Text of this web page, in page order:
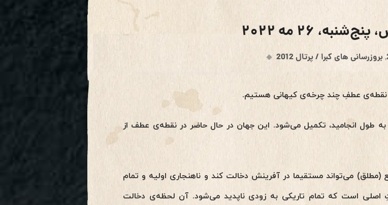
۲۶ مه ۲۰۲۲
, بروزرسانی های کبرا / پرتال 2012
در نقطه‌ی عطفِ چند چرخه‌ی کیهانی هستیم.
بزرگی که ۱۳ میلیارد سال به طول انجامید، تکمیل می‌شود. این جهان در حال حاضر در نقطه‌ی عطف از
می‌تواند مستقیما در آفرینش دخالت کند و ناهنجاری اولیه و تمام
اصلی است که تمام تاریکی به زودی ناپدید می‌شود. آن لحظه‌ی دخالت